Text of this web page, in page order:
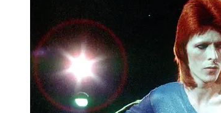
रायबरेली-रेलवे फाटक तोड़ ट्रैक पर फंसी कार, एक घंटे